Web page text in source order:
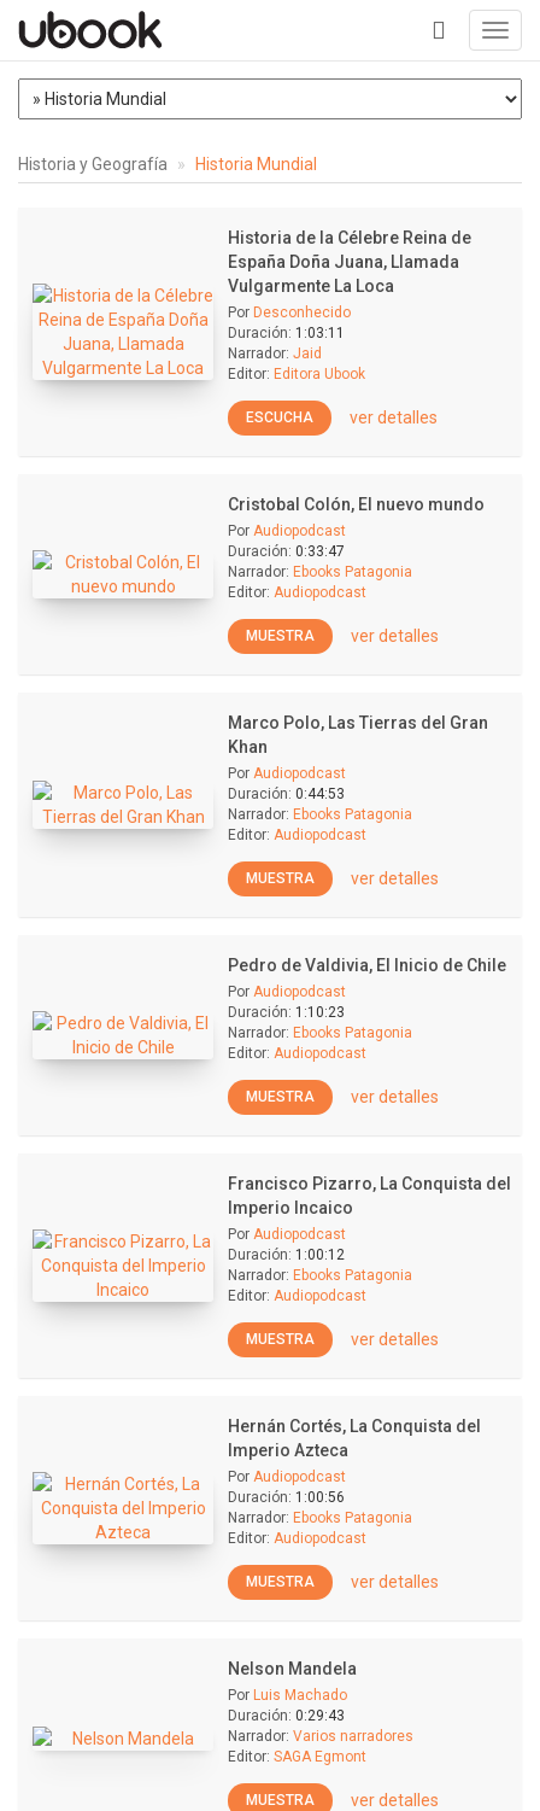
+
Historia y Geografía Historia Mundial
Historia de la Célebre Reina de
España Doña Juana, Llamada
Vulgarmente La Loca
Por Desconhecido
Duración: 1:03:11
Narrador: Jaid
Editor: Editora Ubook
ESCUCHA ver detalles
Cristobal Colón, El nuevo mundo
Por Audiopodcast
Duración: 0:33:47
Narrador: Ebooks Patagonia
Editor: Audiopodcast
MUESTRA ver detalles
Marco Polo, Las Tierras del Gran
Khan
Por Audiopodcast
Duración: 0:44:53
Narrador: Ebooks Patagonia
Editor: Audiopodcast
MUESTRA ver detalles
Pedro de Valdivia, El Inicio de Chile
Por Audiopodcast
Duración: 1:10:23
Narrador: Ebooks Patagonia
Editor: Audiopodcast
MUESTRA ver detalles
Francisco Pizarro, La Conquista del
Imperio Incaico
Por Audiopodcast
Duración: 1:00:12
Narrador: Ebooks Patagonia
Editor: Audiopodcast
MUESTRA ver detalles
Hernán Cortés, La Conquista del
Imperio Azteca
Por Audiopodcast
Duración: 1:00:56
Narrador: Ebooks Patagonia
Editor: Audiopodcast
MUESTRA ver detalles
Nelson Mandela
Por Luis Machado
Duración: 0:29:43
Narrador: Varios narradores
Editor: SAGA Egmont
MUESTRA ver detalles